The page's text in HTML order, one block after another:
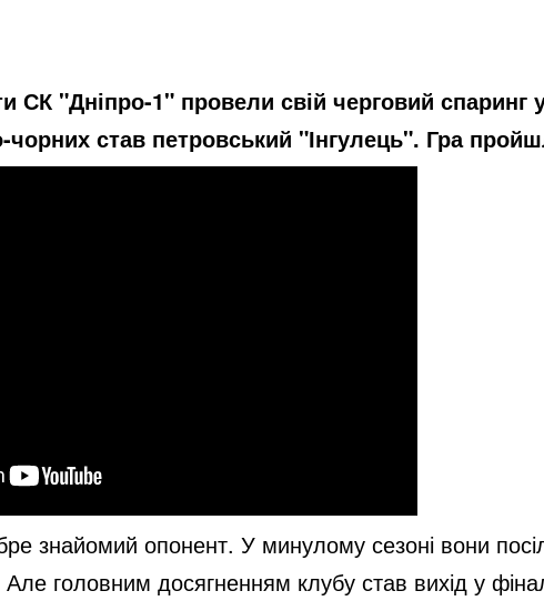
СК "Дніпро-1" провели свій черговий спаринг
став петровський "Інгулець". Гра
знайомий опонент. У минулому сезоні вони
Але головним досягненням клубу став вихід у